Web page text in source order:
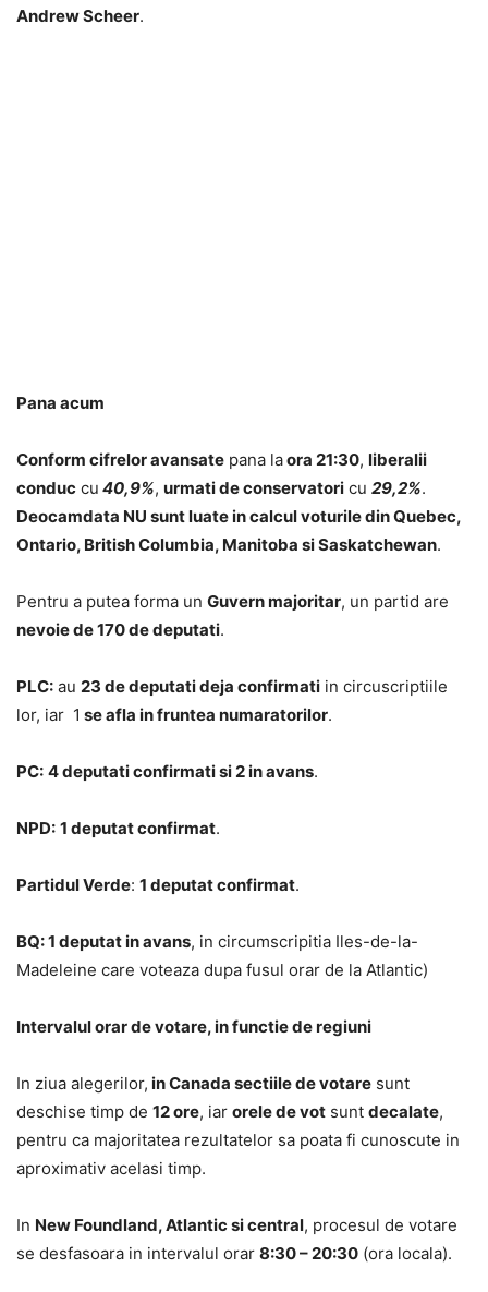
Andrew Scheer.
Pana acum
Conform cifrelor avansate pana laora 21:30, liberalii
conduc cu 40,9%, urmati de conservatori cu 29,2%.
Deocamdata NU sunt luate in calcul voturile din Quebec,
Ontario, British Columbia, Manitoba si Saskatchewan.
Pentru a putea forma un Guvern majoritar, un partid are
nevoie de 170 de deputati.
PLC: au 23 de deputati deja confirmati in circuscriptiile
lor, iar 1 se afla in fruntea numaratorilor.
PC: 4 deputati confirmati si 2 in avans.
NPD: 1 deputat confirmat.
Partidul Verde: 1 deputat confirmat.
BQ: 1 deputat in avans, in circumscripitia Iles-de-la-
Madeleine care voteaza dupa fusul orar de la Atlantic)
Intervalul orar de votare, in functie de regiuni
In ziua alegerilor, in Canada sectiile de votare sunt
deschise timp de 12 ore, iar orele de vot sunt decalate,
pentru ca majoritatea rezultatelor sa poata fi cunoscute in
aproximativ acelasi timp.
In New Foundland, Atlantic si central, procesul de votare
se desfasoara in intervalul orar 8:30 – 20:30 (ora locala).